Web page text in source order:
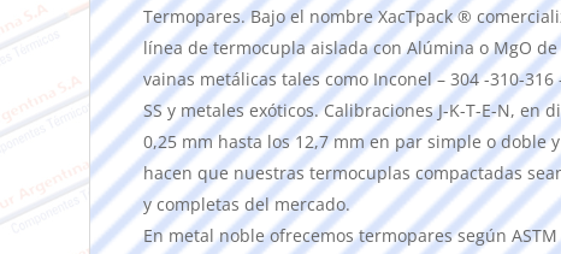
Termopares. Bajo el nombre XacTpack ®
línea de termocupla aislada con Alúmina o MgO
vainas metálicas tales como Inconel – 304 -310-
SS y metales exóticos. Calibraciones J-K-T-E-N, en
0,25 mm hasta los 12,7 mm en par simple o doble
hacen que nuestras termocuplas compactadas
y completas del mercado.
En metal noble ofrecemos termopares según